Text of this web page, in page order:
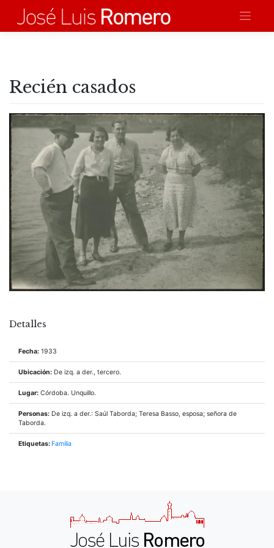
contenido
Recién casados
Detalles
Fecha: 1933
Ubicación: De izq. a der., tercero.
Lugar: Córdoba. Unquillo.
Personas: De izq. a der.: Saúl Taborda; Teresa Basso, esposa; señora de
Taborda.
Etiquetas: Familia